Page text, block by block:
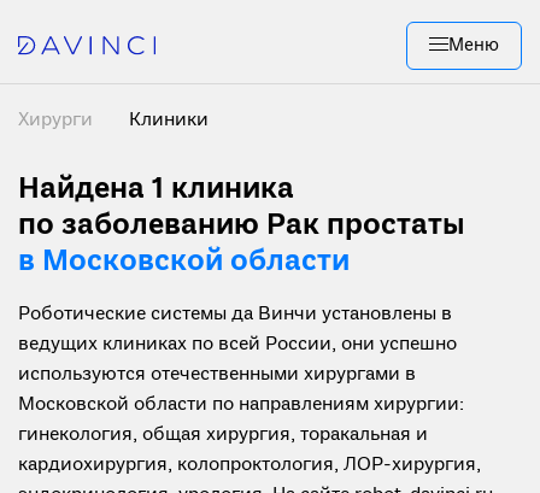
Меню
Хирурги Клиники
Найдена 1 клиника
по заболеванию Рак простаты
в Московской области
Роботические системы да Винчи установлены в
ведущих клиниках по всей России, они успешно
используются отечественными хирургами в
Московской области по направлениям хирургии:
гинекология, общая хирургия, торакальная и
кардиохирургия, колопроктология, ЛОР-хирургия,